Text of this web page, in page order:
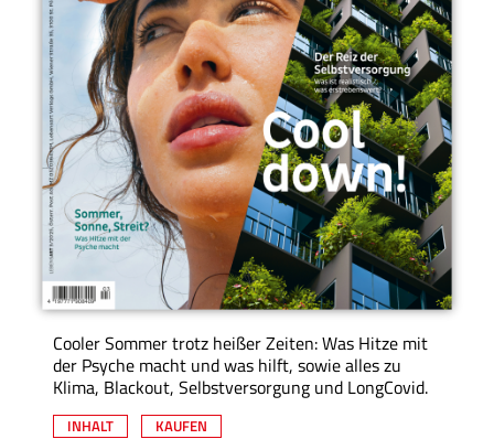
Cooler Sommer trotz heißer Zeiten: Was Hitze mit
der Psyche macht und was hilft, sowie alles zu
Klima, Blackout, Selbstversorgung und LongCovid.
INHALT KAUFEN